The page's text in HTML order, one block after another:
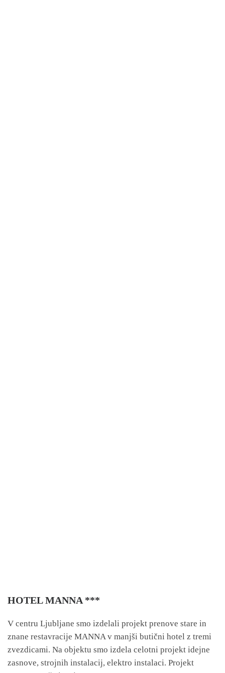
HOTEL MANNA ***
V centru Ljubljane smo izdelali projekt prenove stare in
znane restavracije MANNA v manjši butični hotel z tremi
zvezdicami. Na objektu smo izdela celotni projekt idejne
zasnove, strojnih instalacij, elektro instalaci. Projekt